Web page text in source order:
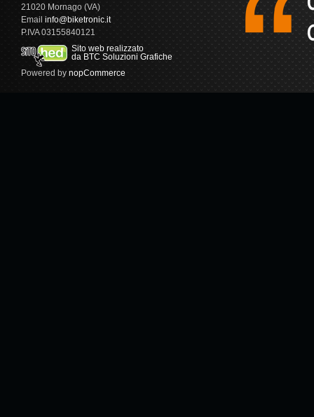
21020 Mornago (VA)
Email info@biketronic.it
P.IVA 03155840121
Sito web realizzato
da BTC Soluzioni Grafiche
Powered by nopCommerce